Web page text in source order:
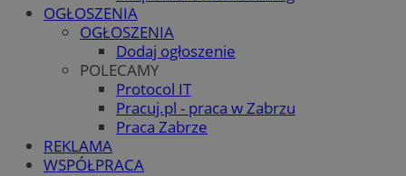
OGŁOSZENIA
OGŁOSZENIA
Dodaj ogłoszenie
POLECAMY
Protocol IT
Pracuj.pl - praca w Zabrzu
Praca Zabrze
REKLAMA
WSPÓŁPRACA